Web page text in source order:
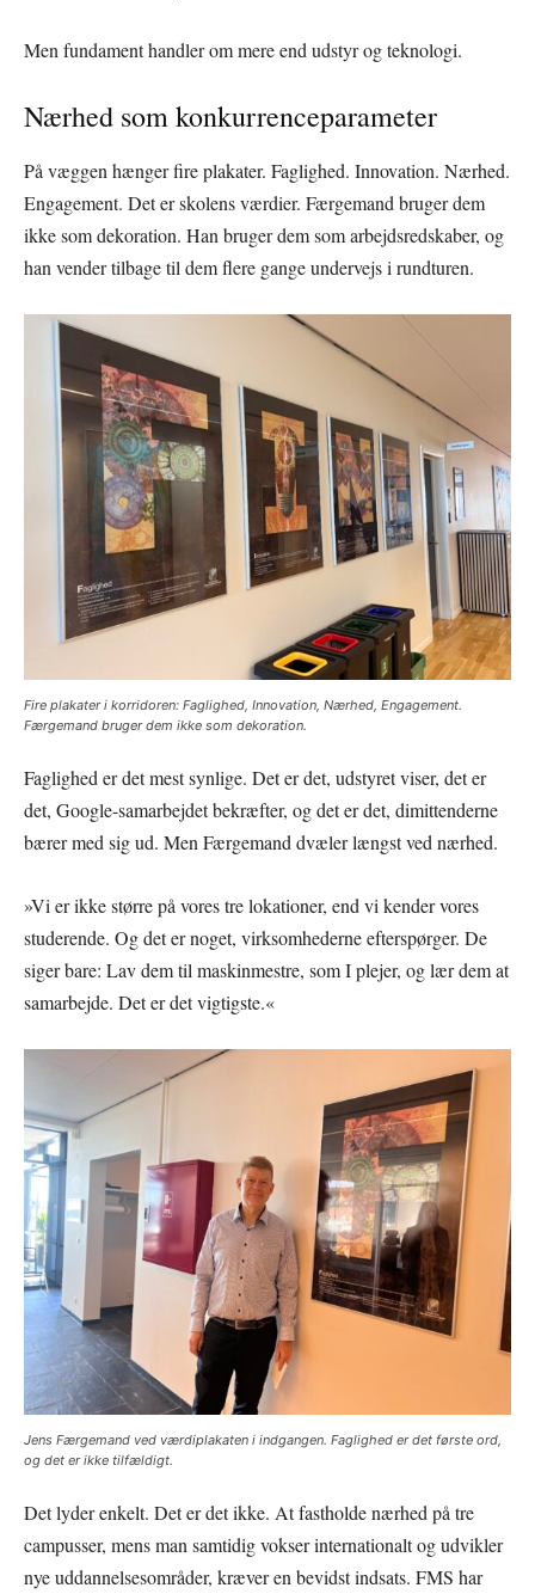
Men fundament handler om mere end udstyr og teknologi.
Nærhed som konkurrenceparameter
På væggen hænger fire plakater. Faglighed. Innovation. Nærhed.
Engagement. Det er skolens værdier. Færgemand bruger dem
ikke som dekoration. Han bruger dem som arbejdsredskaber, og
han vender tilbage til dem flere gange undervejs i rundturen.
Fire plakater i korridoren: Faglighed, Innovation, Nærhed, Engagement.
Færgemand bruger dem ikke som dekoration.
Faglighed er det mest synlige. Det er det, udstyret viser, det er
det, Google-samarbejdet bekræfter, og det er det, dimittenderne
bærer med sig ud. Men Færgemand dvæler længst ved nærhed.
»Vi er ikke større på vores tre lokationer, end vi kender vores
studerende. Og det er noget, virksomhederne efterspørger. De
siger bare: Lav dem til maskinmestre, som I plejer, og lær dem at
samarbejde. Det er det vigtigste.«
Jens Færgemand ved værdiplakaten i indgangen. Faglighed er det første ord,
og det er ikke tilfældigt.
Det lyder enkelt. Det er det ikke. At fastholde nærhed på tre
campusser, mens man samtidig vokser internationalt og udvikler
nye uddannelsesområder, kræver en bevidst indsats. FMS har